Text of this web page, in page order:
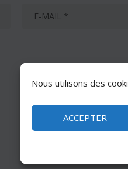
Nous utilisons des
ACCEPTER